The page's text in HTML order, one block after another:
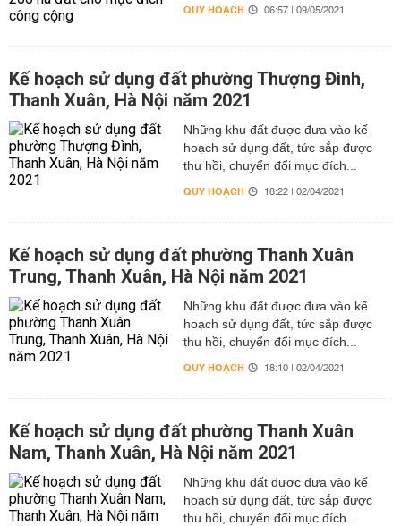
QUY HOẠCH 06:57 | 09/05/2021
Kế hoạch sử dụng đất phường Thượng Đình,
Thanh Xuân, Hà Nội năm 2021
Những khu đất được đưa vào kế
hoạch sử dụng đất, tức sắp được
thu hồi, chuyển đổi mục đích...
QUY HOẠCH 18:22 | 02/04/2021
Kế hoạch sử dụng đất phường Thanh Xuân
Trung, Thanh Xuân, Hà Nội năm 2021
Những khu đất được đưa vào kế
hoạch sử dụng đất, tức sắp được
thu hồi, chuyển đổi mục đích...
QUY HOẠCH 18:10 | 02/04/2021
Kế hoạch sử dụng đất phường Thanh Xuân
Nam, Thanh Xuân, Hà Nội năm 2021
Những khu đất được đưa vào kế
hoạch sử dụng đất, tức sắp được
thu hồi, chuyển đổi mục đích...